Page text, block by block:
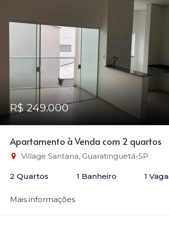
R$ 249.000
Apartamento à Venda com 2 quartos
Village Santana, Guaratinguetá-SP
2 Quartos 1 Banheiro 1 Vaga
Mais informações